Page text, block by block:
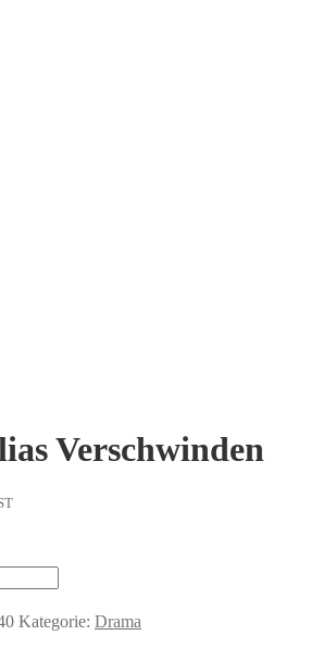
Verschwinden
Kategorie: Drama